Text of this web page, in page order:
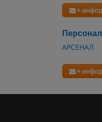
+
АРСЕНАЛ
+